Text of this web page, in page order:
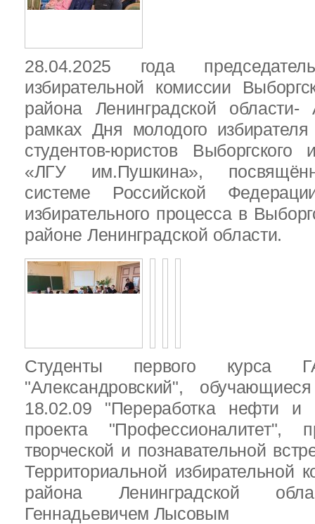
28.04.2025 года
избирательной комиссии
района Ленинградской
рамках Дня молодого
студентов-юристов Выборгского
«ЛГУ им.Пушкина»,
системе Российской
избирательного процесса в
районе Ленинградской области.
Студенты первого
"Александровский",
18.02.09 "Переработка нефти и
проекта "Профессионалитет",
творческой и познавательной
Территориальной избирательной
района Ленинградской
Геннадьевичем Лысовым